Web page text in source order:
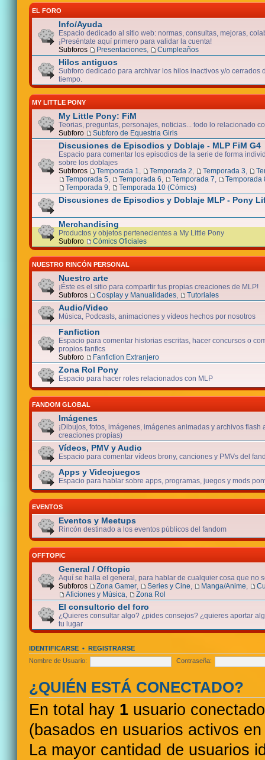
EL FORO
Info/Ayuda
Espacio dedicado al sitio web: normas, consultas, mejoras,
¡Preséntate aquí primero para validar la cuenta!
Subforos
Presentaciones Cumpleaños
Hilos antiguos
Subforo dedicado para archivar los hilos inactivos y/o cerrados
tiempo.
MY LITTLE PONY
My Little Pony: FiM
Teorias, preguntas, personajes, noticias... todo lo relacionado
Subforo
Subforo de Equestria Girls
Discusiones de Episodios y Doblaje - MLP FiM G4
Espacio para comentar los episodios de la serie de forma
sobre los doblajes
Subforos
Temporada 1 Temporada 2 Temporada 3
Temporada 5
Temporada 6 Temporada 7
Temporada
Temporada 9
Temporada 10 (Cómics)
Discusiones de Episodios y Doblaje MLP - Pony
Merchandising
Productos y objetos pertenecientes a My Little Pony
Subforo
Cómics Oficiales
NUESTRO RINCÓN PERSONAL
Nuestro arte
¡Éste es el sitio para compartir tus propias creaciones de MLP!
Subforos
Cosplay y Manualidades Tutoriales
Audio/Video
Música, Podcasts, animaciones y vídeos hechos por nosotros
Fanfiction
Espacio para comentar historias escritas, hacer concursos o
propios fanfics
Subforo
Fanfiction Extranjero
Zona Rol Pony
Espacio para hacer roles relacionados con MLP
FANDOM GLOBAL
Imágenes
¡Dibujos, fotos, imágenes, imágenes animadas y archivos flash
creaciones propias)
Vídeos, PMV y Audio
Espacio para comentar vídeos brony, canciones y PMVs del
Apps y Videojuegos
Espacio para hablar sobre apps, programas, juegos y mods
EVENTOS
Eventos y Meetups
Rincón destinado a los eventos públicos del fandom
OFFTOPIC
General / Offtopic
Aquí se halla el general, para hablar de cualquier cosa que no
Subforos
Zona Gamer Series y Cine Manga/Anime
Aficiones y Música
Zona Rol
El consultorio del foro
¿Quieres consultar algo? ¿pides consejos? ¿quieres aportar
tu lugar
IDENTIFICARSE • REGISTRARSE
Nombre de Usuario:
Contraseña:
¿QUIÉN ESTÁ CONECTADO?
En total hay 1 usuario
(basados en usuarios activos
La mayor cantidad de usuarios